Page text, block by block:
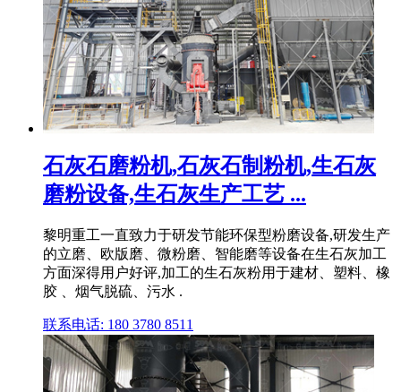
石灰石磨粉机,石灰石制粉机,生石灰
磨粉设备,生石灰生产工艺 ...
黎明重工一直致力于研发节能环保型粉磨设备,研发生产
的立磨、欧版磨、微粉磨、智能磨等设备在生石灰加工
方面深得用户好评,加工的生石灰粉用于建材、塑料、橡
胶 、烟气脱硫、污水 .
联系电话: 180 3780 8511